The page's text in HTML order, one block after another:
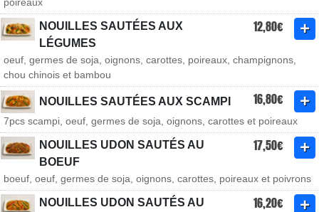
NOUILLES SAUTÉES AUX
LÉGUMES
12,80€
oeuf, germes de soja, oignons, carottes, poireaux, champignons,
chou chinois et bambou
NOUILLES SAUTÉES AUX SCAMPI 16,80€
7pcs scampi, oeuf, germes de soja, oignons, carottes et poireaux
NOUILLES UDON SAUTÉS AU
BOEUF
17,50€
boeuf, oeuf, germes de soja, oignons, carottes, poireaux et poivrons
NOUILLES UDON SAUTÉS AU
16,20€